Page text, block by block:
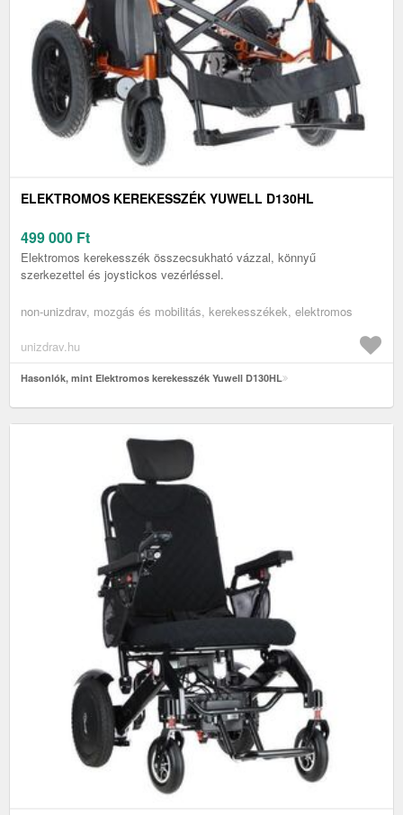
ELEKTROMOS KEREKESSZÉK YUWELL D130HL
499 000 Ft
Elektromos kerekesszék összecsukható vázzal, könnyű
szerkezettel és joystickos vezérléssel.
non-unizdrav, mozgás és mobilitás, kerekesszékek, elektromos
unizdrav.hu
Hasonlók, mint Elektromos kerekesszék Yuwell D130HL